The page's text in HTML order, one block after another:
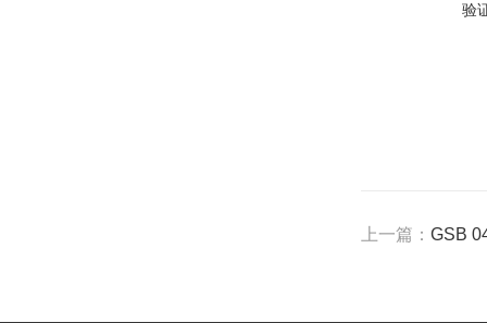
验
上一篇：GSB